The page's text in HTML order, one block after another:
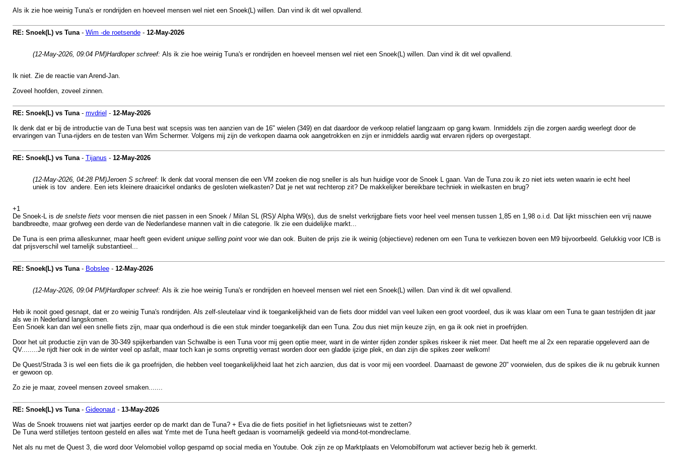
Als ik zie hoe weinig Tuna's er rondrijden en hoeveel mensen wel niet een Snoek(L) willen. Dan vind ik dit wel opvallend.
RE: Snoek(L) vs Tuna- Wim -de roetsende- 12-May-2026
(12-May-2026, 09:04 PM)Hardloper schreef: Als ik zie hoe weinig Tuna's er rondrijden en hoeveel mensen wel niet een Snoek(L) willen. Dan vind ik dit wel opvallend.
Ik niet. Zie de reactie van Arend-Jan.
Zoveel hoofden, zoveel zinnen.
RE: Snoek(L) vs Tuna- mvdriel - 12-May-2026
Ik denk dat er bij de introductie van de Tuna best wat scepsis was ten aanzien van de 16" wielen (349) en dat daardoor de verkoop relatief langzaam op gang kwam. Inmiddels zijn die zorgen aardig weerlegt door de
ervaringen van Tuna-rijders en de testen van Wim Schermer. Volgens mij zijn de verkopen daarna ook aangetrokken en zijn er inmiddels aardig wat ervaren rijders op overgestapt.
RE: Snoek(L) vs Tuna- Tijanus - 12-May-2026
(12-May-2026, 04:28 PM)Jeroen S schreef:
Ik denk dat vooral mensen die een VM zoeken die nog sneller is als hun huidige voor de Snoek L gaan. Van de Tuna zou ik zo niet iets weten waarin ie echt heel
uniek is tov andere. Een iets kleinere draaicirkel ondanks de gesloten wielkasten? Dat je net wat rechterop zit? De makkelijker bereikbare techniek in wielkasten en brug?
+1
De Snoek-L is de snelste fiets voor mensen die niet passen in een Snoek / Milan SL (RS)/ Alpha W9(s), dus de snelst verkrijgbare fiets voor heel veel mensen tussen 1,85 en 1,98 o.i.d. Dat lijkt misschien een vrij nauwe
bandbreedte, maar grofweg een derde van de Nederlandese mannen valt in die categorie. Ik zie een duidelijke markt...
De Tuna is een prima alleskunner, maar heeft geen evident unique selling pointvoor wie dan ook. Buiten de prijs zie ik weinig (objectieve) redenen om een Tuna te verkiezen boven een M9 bijvoorbeeld. Gelukkig voor ICB is
dat prijsverschil wel tamelijk substantieel...
RE: Snoek(L) vs Tuna- Bobslee- 12-May-2026
(12-May-2026, 09:04 PM)Hardloper schreef: Als ik zie hoe weinig Tuna's er rondrijden en hoeveel mensen wel niet een Snoek(L) willen. Dan vind ik dit wel opvallend.
Heb ik nooit goed gesnapt, dat er zo weinig Tuna's rondrijden. Als zelf-sleutelaar vind ik toegankelijkheid van de fiets door middel van veel luiken een groot voordeel, dus ik was klaar om een Tuna te gaan testrijden dit jaar
als we in Nederland langskomen.
Een Snoek kan dan wel een snelle fiets zijn, maar qua onderhoud is die een stuk minder toegankelijk dan een Tuna. Zou dus niet mijn keuze zijn, en ga ik ook niet in proefrijden.
Door het uit productie zijn van de 30-349 spijkerbanden van Schwalbe is een Tuna voor mij geen optie meer, want in de winter rijden zonder spikes riskeer ik niet meer. Dat heeft me al 2x een reparatie opgeleverd aan de
QV........Je rijdt hier ook in de winter veel op asfalt, maar toch kan je soms onprettig verrast worden door een gladde ijzige plek, en dan zijn die spikes zeer welkom!
De Quest/Strada 3 is wel een fiets die ik ga proefrijden, die hebben veel toegankelijkheid laat het zich aanzien, dus dat is voor mij een voordeel. Daarnaast de gewone 20" voorwielen, dus de spikes die ik nu gebruik kunnen
er gewoon op.
Zo zie je maar, zoveel mensen zoveel smaken.......
RE: Snoek(L) vs Tuna- Gideonaut- 13-May-2026
Was de Snoek trouwens niet wat jaartjes eerder op de markt dan de Tuna? + Eva die de fiets positief in het ligfietsnieuws wist te zetten?
De Tuna werd stilletjes tentoon gesteld en alles wat Ymte met de Tuna heeft gedaan is voornamelijk gedeeld via mond-tot-mondreclame.
Net als nu met de Quest 3, die word door Velomobiel vollop gespamd op social media en Youtube. Ook zijn ze op Marktplaats en Velomobilforum wat actiever bezig heb ik gemerkt.